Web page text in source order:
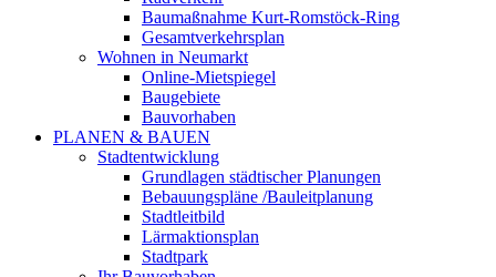
Baumaßnahme Kurt-Romstöck-Ring
Gesamtverkehrsplan
Wohnen in Neumarkt
Online-Mietspiegel
Baugebiete
Bauvorhaben
PLANEN & BAUEN
Stadtentwicklung
Grundlagen städtischer Planungen
Bebauungspläne /Bauleitplanung
Stadtleitbild
Lärmaktionsplan
Stadtpark